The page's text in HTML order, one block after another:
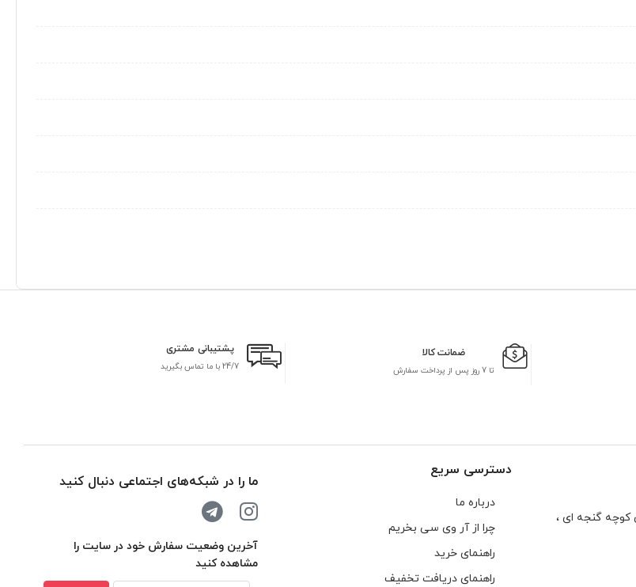
ضمانت کالا
تا 7 روز پس از پرداخت سفارش
پشتیبانی مشتری
24/7 با ما تماس بگیرید
كوچه گنجه ای ،
دسترسی سریع
درباره ما
چرا از آر وی سی بخریم
راهنمای خرید
راهنمای دریافت تخفیف
ما را در شبکه‌های اجتماعی دنبال کنید
آخرین وضعیت سفارش خود در سایت را
مشاهده کنید